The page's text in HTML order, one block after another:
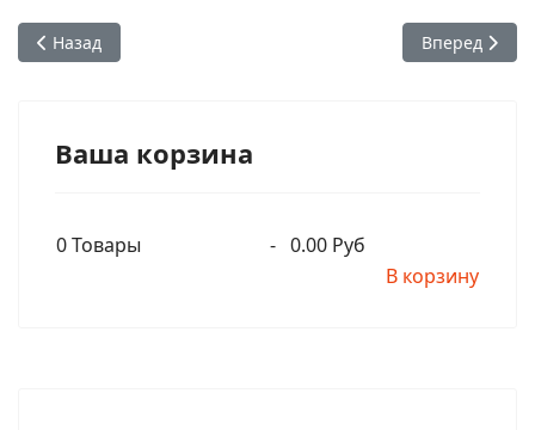
Предыдущий: Глава 01. Часть 1. Хари-Шаури даса
Назад Следующий:
Вперед
Ваша корзина
0Товары - 0.00 Руб
В корзину